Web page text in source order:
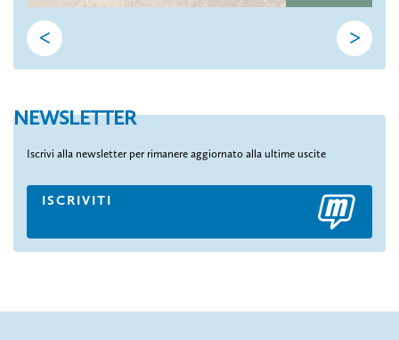
< >
NEWSLETTER
Iscrivi alla newsletter per rimanere aggiornato alla ultime uscite
ISCRIVITI